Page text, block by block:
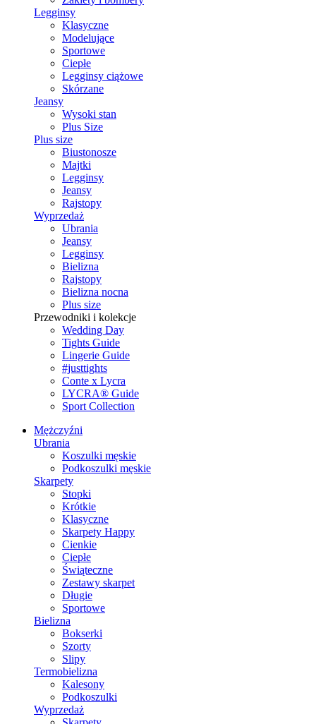
Legginsy
Klasyczne
Modelujące
Sportowe
Ciepłe
Legginsy ciążowe
Skórzane
Jeansy
Wysoki stan
Plus Size
Plus size
Biustonosze
Majtki
Legginsy
Jeansy
Rajstopy
Wyprzedaż
Ubrania
Jeansy
Legginsy
Bielizna
Rajstopy
Bielizna nocna
Plus size
Przewodniki i kolekcje
Wedding Day
Tights Guide
Lingerie Guide
#justtights
Conte x Lycra
LYCRA® Guide
Sport Сollection
Mężczyźni
Ubrania
Koszulki męskie
Podkoszulki męskie
Skarpety
Stopki
Krótkie
Klasyczne
Skarpety Happy
Cienkie
Ciepłe
Świąteczne
Zestawy skarpet
Długie
Sportowe
Bielizna
Bokserki
Szorty
Slipy
Termobielizna
Kalesony
Podkoszulki
Wyprzedaż